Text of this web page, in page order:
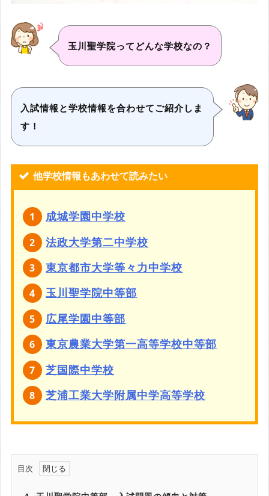
玉川聖学院ってどんな学校なの？
入試情報と学校情報を合わせてご紹介しま
す！
他学校情報もあわせて読みたい
成城学園中学校
法政大学第二中学校
東京都市大学等々力中学校
玉川聖学院中等部
広尾学園中等部
東京農業大学第一高等学校中等部
芝国際中学校
芝浦工業大学附属中学高等学校
目次